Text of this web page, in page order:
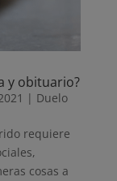
y obituario?
| Duelo
requiere
cosas a